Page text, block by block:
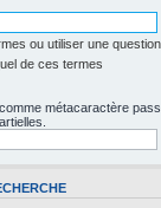
ou utiliser une
de ces termes
métacaractère